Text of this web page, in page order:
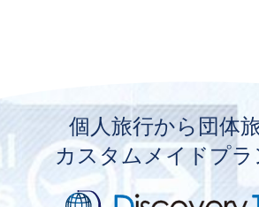
個人旅行から団体
カスタムメイドプラ